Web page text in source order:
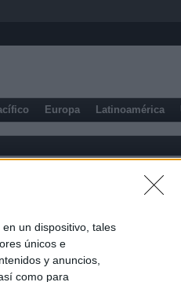
un dispositivo, tales
únicos e
y anuncios,
como para
Europa Latinoamérica